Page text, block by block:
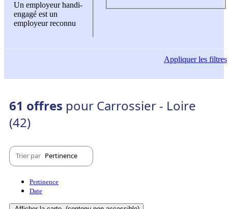
Un employeur handi-
engagé est un
employeur reconnu
Appliquerles filtres
61 offres pour Carrossier - Loire
(42)
Trier par Pertinence
Pertinence
Date